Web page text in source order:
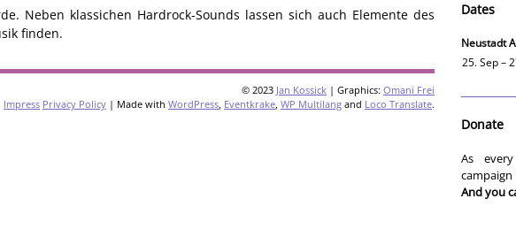
Neben klassichen Hardrock-Sounds lassen sich auch Elemente des
finden.
© 2023 Jan Kossick | Graphics: Omani Frei
Impress Privacy Policy | Made with WordPress Eventkrake WP Multilang and Loco Translate.
Dates
Neustadt
25. Sep –
Donate
As
And you